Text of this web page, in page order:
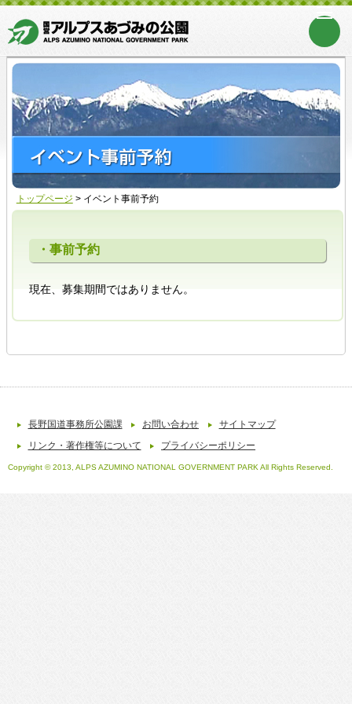
トップページ > イベント事前予約
・事前予約
現在、募集期間ではありません。
長野国道事務所公園課 お問い合わせ サイトマップ
リンク・著作権等について プライバシーポリシー
Copyright © 2013, ALPS AZUMINO NATIONAL GOVERNMENT PARK All Rights Reserved.